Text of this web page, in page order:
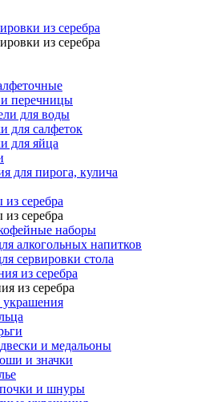
из серебра
из серебра
перечницы
для воды
для салфеток
для яйца
для пирога, кулича
серебра
серебра
наборы
алкогольных напитков
сервировки стола
из серебра
из серебра
и медальоны
и значки
и шнуры